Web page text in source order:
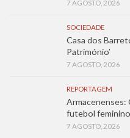
7 AGOSTO, 2026
SOCIEDADE
Casa dos
Património’
7 AGOSTO, 2026
REPORTAGEM
futebol feminino
7 AGOSTO, 2026